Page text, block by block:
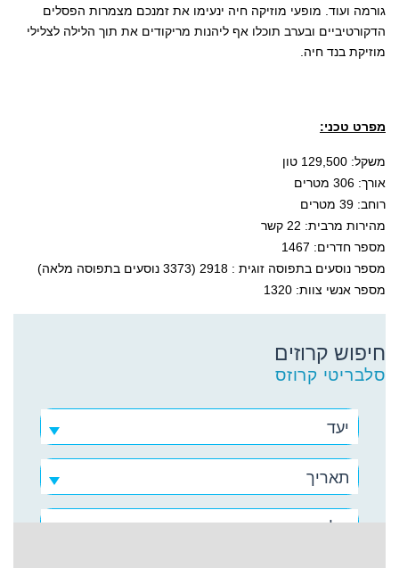
גורמה ועוד. מופעי מוזיקה חיה ינעימו את זמנכם מצמרות הפסלים
הדקורטיביים ובערב תוכלו אף ליהנות מריקודים את תוך הלילה לצלילי
מוזיקת בנד חיה.
מפרט טכני:
משקל: 129,500 טון
אורך: 306 מטרים
רוחב: 39 מטרים
מהירות מרבית: 22 קשר
מספר חדרים: 1467
מספר נוסעים בתפוסה זוגית : 2918 (3373 נוסעים בתפוסה מלאה)
מספר אנשי צוות: 1320
חיפוש קרוזים
סלבריטי קרוזס
יעד
תאריך
סלבריטי קרוזס